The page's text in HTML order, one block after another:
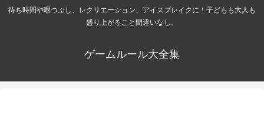
待ち時間や暇つぶし、レクリエーション、アイスブレイクに！子どもも大人も
盛り上がること間違いなし。
ゲームルール大全集